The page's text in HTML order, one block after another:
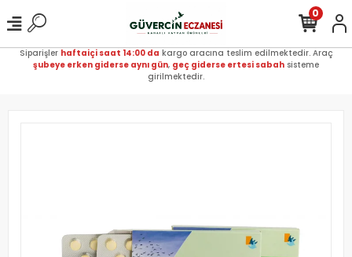
Siparişler haftaiçi saat 14:00 da kargo aracına teslim edilmektedir. Araç
şubeye erken giderse aynı gün, geç giderse ertesi sabah sisteme
girilmektedir.
0